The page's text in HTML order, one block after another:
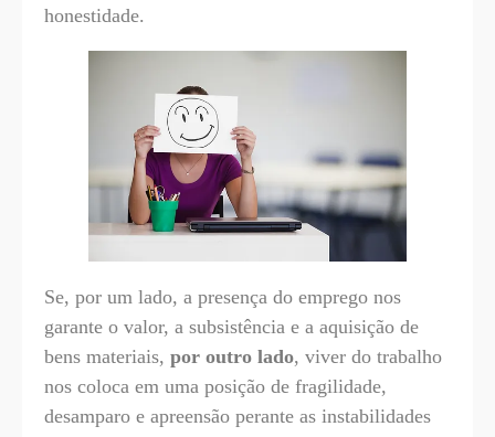
honestidade.
Se, por um lado, a presença do emprego nos
garante o valor, a subsistência e a aquisição de
bens materiais, por outro lado, viver do trabalho
nos coloca em uma posição de fragilidade,
desamparo e apreensão perante as instabilidades